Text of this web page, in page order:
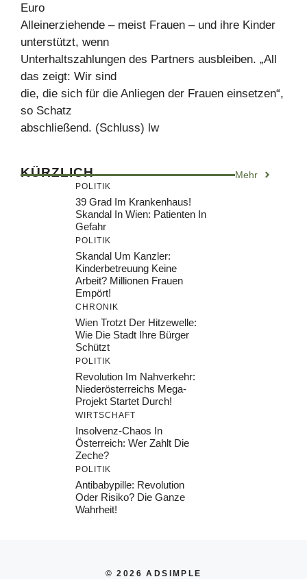
Euro
Alleinerziehende – meist Frauen – und ihre Kinder
unterstützt, wenn
Unterhaltszahlungen des Partners ausbleiben. „All
das zeigt: Wir sind
die, die sich für die Anliegen der Frauen einsetzen“,
so Schatz
abschließend. (Schluss) lw
KÜRZLICH Mehr
POLITIK
39 Grad Im Krankenhaus!
Skandal In Wien: Patienten In
Gefahr
POLITIK
Skandal Um Kanzler:
Kinderbetreuung Keine
Arbeit? Millionen Frauen
Empört!
CHRONIK
Wien Trotzt Der Hitzewelle:
Wie Die Stadt Ihre Bürger
Schützt
POLITIK
Revolution Im Nahverkehr:
Niederösterreichs Mega-
Projekt Startet Durch!
WIRTSCHAFT
Insolvenz-Chaos In
Österreich: Wer Zahlt Die
Zeche?
POLITIK
Antibabypille: Revolution
Oder Risiko? Die Ganze
Wahrheit!
© 2026 ADSIMPLE